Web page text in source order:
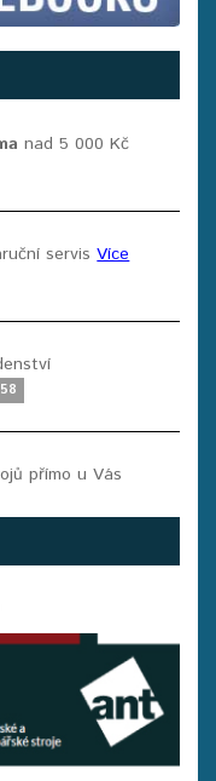
nad 5 000 Kč
servisVíce
přímo u Vás